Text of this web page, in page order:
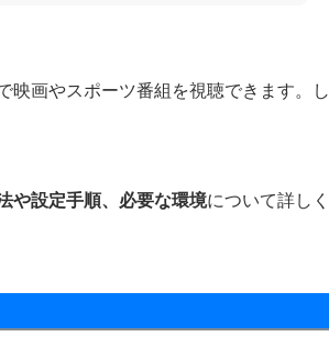
映画やスポーツ番組を視聴できます。し
や設定手順、必要な環境について詳しく